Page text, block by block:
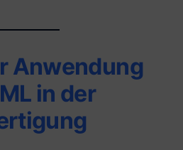
Anwendung
in der